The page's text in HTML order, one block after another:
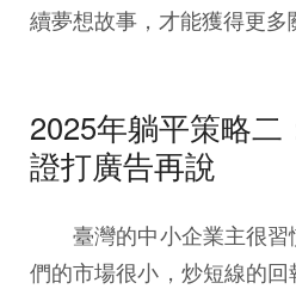
續夢想故事，才能獲得更多
2025年躺平策略
證打廣告再說
臺灣的中小企業主很習
們的市場很小，炒短線的